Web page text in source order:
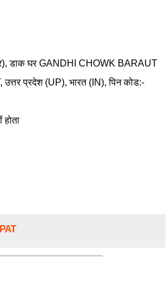
डाक घर GANDHI CHOWK BARAUT
उत्तर प्रदेश (UP), भारत (IN), पिन कोड:-
होता